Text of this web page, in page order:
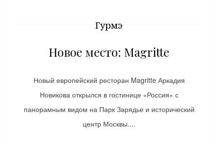
Гурмэ
Новое место: Magritte
Новый европейский ресторан Magritte Аркадия
Новикова открылся в гостинице «Россия» с
панорамным видом на Парк Зарядье и исторический
центр Москвы....